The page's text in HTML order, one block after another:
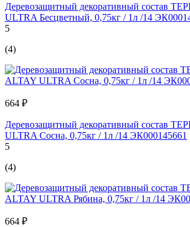
Деревозащитный декоративный состав
ULTRA Бесцветный, 0,75кг / 1л /14
5
(4)
664 ₽
Деревозащитный декоративный состав
ULTRA Сосна, 0,75кг / 1л /14 ЭК000145661
5
(4)
664 ₽